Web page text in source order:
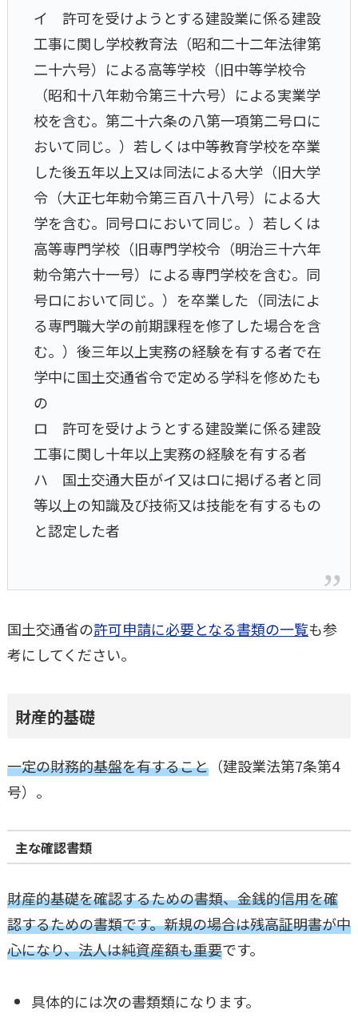
イ 許可を受けようとする建設業に係る建設
工事に関し学校教育法（昭和二十二年法律第
二十六号）による高等学校（旧中等学校令
（昭和十八年勅令第三十六号）による実業学
校を含む。第二十六条の八第一項第二号ロに
おいて同じ。）若しくは中等教育学校を卒業
した後五年以上又は同法による大学（旧大学
令（大正七年勅令第三百八十八号）による大
学を含む。同号ロにおいて同じ。）若しくは
高等専門学校（旧専門学校令（明治三十六年
勅令第六十一号）による専門学校を含む。同
号ロにおいて同じ。）を卒業した（同法によ
る専門職大学の前期課程を修了した場合を含
む。）後三年以上実務の経験を有する者で在
学中に国土交通省令で定める学科を修めたも
の
ロ 許可を受けようとする建設業に係る建設
工事に関し十年以上実務の経験を有する者
ハ 国土交通大臣がイ又はロに掲げる者と同
等以上の知識及び技術又は技能を有するもの
と認定した者
国土交通省の許可申請に必要となる書類の一覧も参
考にしてください。
財産的基礎
一定の財務的基盤を有すること （建設業法第7条第4
号）。
主な確認書類
財産的基礎を確認するための書類、金銭的信用を確
認するための書類です。新規の場合は残高証明書が中
心になり、法人は純資産額も重要です。
具体的には次の書類類になります。